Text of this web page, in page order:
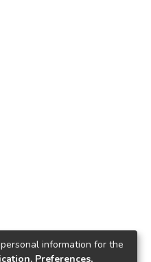
information for the
Preferences,